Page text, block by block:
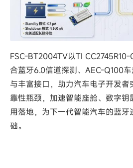
FSC-BT2004TV以TI
合蓝牙6.0信道探测、AEC-Q100
与丰富接口，助力汽车电子开发
靠性瓶颈，加速智能座舱、数字
用落地，为下一代智能汽车的蓝牙
础。